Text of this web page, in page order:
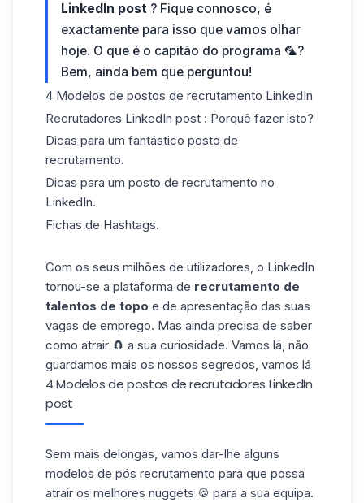
LinkedIn post ? Fique connosco, é
exactamente para isso que vamos olhar
hoje. O que é o capitão do programa 🦜?
Bem, ainda bem que perguntou!
4 Modelos de postos de recrutamento LinkedIn
Recrutadores LinkedIn post : Porquê fazer isto?
Dicas para um fantástico posto de
recrutamento.
Dicas para um posto de recrutamento no
LinkedIn.
Fichas de Hashtags.
Com os seus milhões de utilizadores, o LinkedIn
tornou-se a plataforma de recrutamento de
talentos de topo e de apresentação das suas
vagas de emprego. Mas ainda precisa de saber
como atrair 🧲 a sua curiosidade. Vamos lá, não
guardamos mais os nossos segredos, vamos lá
4 Modelos de postos de recrutadores LinkedIn
post
Sem mais delongas, vamos dar-lhe alguns
modelos de pós recrutamento para que possa
atrair os melhores nuggets 🍪 para a sua equipa.